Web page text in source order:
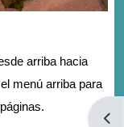
arriba hacia
menú arriba para